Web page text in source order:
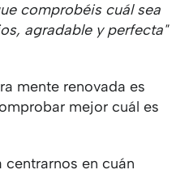
comprobéis cuál sea
agradable y perfecta"
mente renovada es
mejor cuál es
centrarnos en cuán